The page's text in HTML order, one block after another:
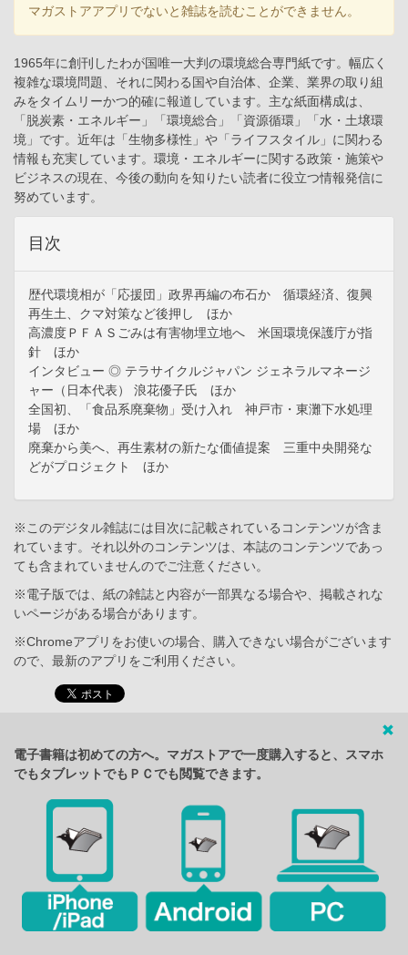
マガストアアプリでないと雑誌を読むことができません。
1965年に創刊したわが国唯一大判の環境総合専門紙です。幅広く
複雑な環境問題、それに関わる国や自治体、企業、業界の取り組
みをタイムリーかつ的確に報道しています。主な紙面構成は、
「脱炭素・エネルギー」「環境総合」「資源循環」「水・土壌環
境」です。近年は「生物多様性」や「ライフスタイル」に関わる
情報も充実しています。環境・エネルギーに関する政策・施策や
ビジネスの現在、今後の動向を知りたい読者に役立つ情報発信に
努めています。
目次
歴代環境相が「応援団」政界再編の布石か 循環経済、復興
再生土、クマ対策など後押し ほか
高濃度ＰＦＡＳごみは有害物埋立地へ 米国環境保護庁が指
針 ほか
インタビュー ◎ テラサイクルジャパン ジェネラルマネージ
ャー（日本代表） 浪花優子氏 ほか
全国初、「食品系廃棄物」受け入れ 神戸市・東灘下水処理
場 ほか
廃棄から美へ、再生素材の新たな価値提案 三重中央開発な
どがプロジェクト ほか
※このデジタル雑誌には目次に記載されているコンテンツが含ま
れています。それ以外のコンテンツは、本誌のコンテンツであっ
ても含まれていませんのでご注意ください。
※電子版では、紙の雑誌と内容が一部異なる場合や、掲載されな
いページがある場合があります。
※Chromeアプリをお使いの場合、購入できない場合がございます
ので、最新のアプリをご利用ください。
電子書籍は初めての方へ。マガストアで一度購入すると、スマホ
でもタブレットでもＰＣでも閲覧できます。